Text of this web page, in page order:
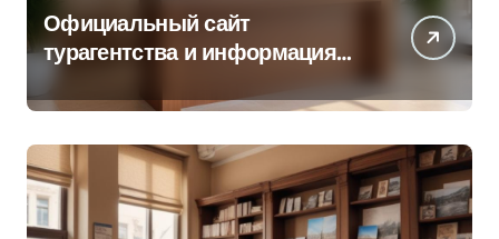
Официальный сайт
турагентства и информация